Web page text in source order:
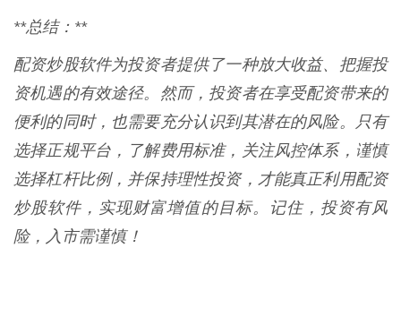
**总结：**
配资炒股软件为投资者提供了一种放大收益、把握投
资机遇的有效途径。然而，投资者在享受配资带来的
便利的同时，也需要充分认识到其潜在的风险。只有
选择正规平台，了解费用标准，关注风控体系，谨慎
选择杠杆比例，并保持理性投资，才能真正利用配资
炒股软件，实现财富增值的目标。记住，投资有风
险，入市需谨慎！